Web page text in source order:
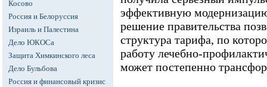
Косово
Россия и Белоруссия
Израиль и Палестина
Дело ЮКОСа
Защита Химкинского леса
Дело Бульбова
Россия и финансовый кризис
эффективную
решение правительства
структура тарифа, по
работу лечебно-
может постепенно